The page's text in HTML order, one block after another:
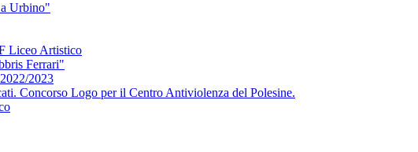
Urbino"
Liceo Artistico
Ferrari"
2023
Concorso Logo per il Centro Antiviolenza del Polesine.